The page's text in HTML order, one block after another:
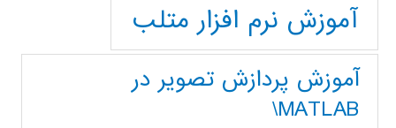
آموزش نرم افزار متلب
آموزش پردازش تصوير در
MATLAB\